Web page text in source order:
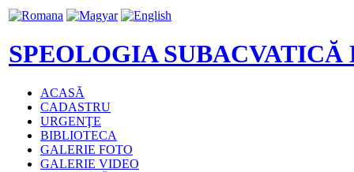
SPEOLOGIA
ACASĂ
CADASTRU
URGENŢE
BIBLIOTECA
GALERIE FOTO
GALERIE VIDEO